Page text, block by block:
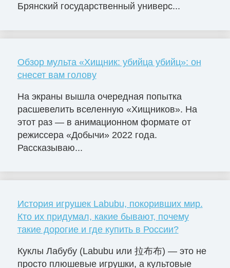
Брянский государственный универс...
Обзор мульта «Хищник: убийца убийц»: он
снесет вам голову
На экраны вышла очередная попытка
расшевелить вселенную «Хищников». На
этот раз — в анимационном формате от
режиссера «Добычи» 2022 года.
Рассказываю...
История игрушек Labubu, покоривших мир.
Кто их придумал, какие бывают, почему
такие дорогие и где купить в России?
Куклы Лабубу (Labubu или 拉布布) — это не
просто плюшевые игрушки, а культовые